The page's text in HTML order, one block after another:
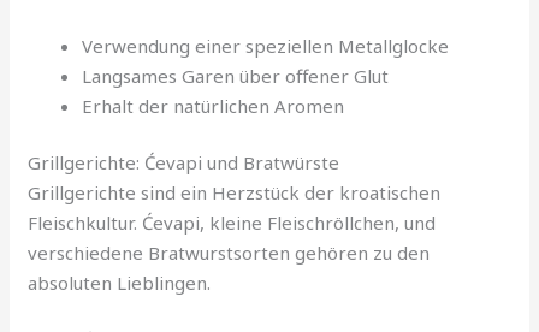
Verwendung einer speziellen Metallglocke
Langsames Garen über offener Glut
Erhalt der natürlichen Aromen
Grillgerichte: Ćevapi und Bratwürste
Grillgerichte sind ein Herzstück der kroatischen
Fleischkultur. Ćevapi, kleine Fleischröllchen, und
verschiedene Bratwurstsorten gehören zu den
absoluten Lieblingen.